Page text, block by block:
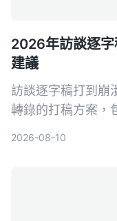
2026年訪談逐
建議
訪談逐字稿打到崩
轉錄的打稿方案，
2026-08-10